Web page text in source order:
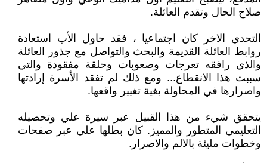
صلاح الحال وتقدم العائلة.
التحدي الاخر كان اجتماعيا ، فقد حاول الأب استعادة
روابط العائلة القديمة والبحث والتواصل مع جذور العائلة
والذي رافقه تعرجات وصعوبات وحلقة مفقودة والتي
سببت هذا الانقطاع... ومع ذلك لم تفقد الأسرة إرادتها
واصرارها في المحاولة بغية تغيير واقعها.
يتحقق شيء من هذا القبيل عبر سيرة علي وتحصيله
التعليمي المتطور والمميز. كان بطلها علي عبر صفحات
وخطوات مليئة بالالم والاصرار.